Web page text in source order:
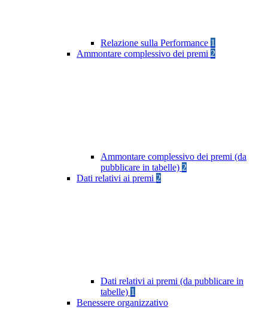
Relazione sulla Performance 1
Ammontare complessivo dei premi 2
Ammontare complessivo dei premi (da
pubblicare in tabelle) 2
Dati relativi ai premi 2
Dati relativi ai premi (da pubblicare in
tabelle) 1
Benessere organizzativo